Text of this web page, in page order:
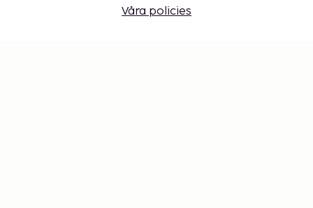
Våra policies